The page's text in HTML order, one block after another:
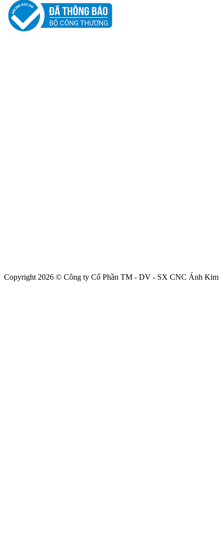
Copyright 2026 © Công ty Cổ Phần TM - DV - SX CNC Ánh Kim